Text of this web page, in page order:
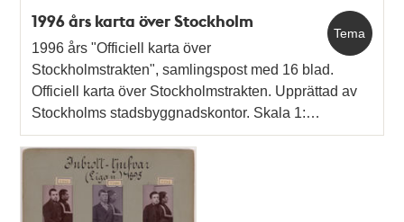
Tema
1996 års karta över Stockholm
1996 års "Officiell karta över
Stockholmstrakten", samlingspost med 16 blad.
Officiell karta över Stockholmstrakten. Upprättad av
Stockholms stadsbyggnadskontor. Skala 1:…